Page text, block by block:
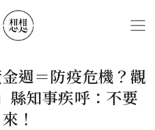
金週＝防疫危機？觀
縣知事疾呼：不要
來！